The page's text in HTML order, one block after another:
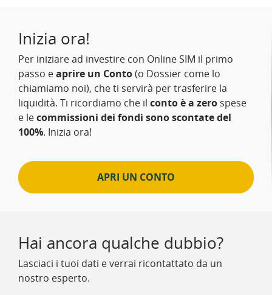
Inizia ora!
Per iniziare ad investire con Online SIM il primo
passo eaprire un Conto(o Dossier come lo
chiamiamo noi), che ti servirà per trasferire la
liquidità. Ti ricordiamo che il conto è a zero spese
e lecommissioni dei fondi sono scontate del
100%. Inizia ora!
APRI UN CONTO
Hai ancora qualche dubbio?
Lasciaci i tuoi dati e verrai ricontattato da un
nostro esperto.